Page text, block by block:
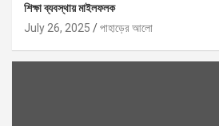
শিক্ষা ব্যবস্থায় মাইলফলক
July 26, 2025
পাহাড়ের আলো